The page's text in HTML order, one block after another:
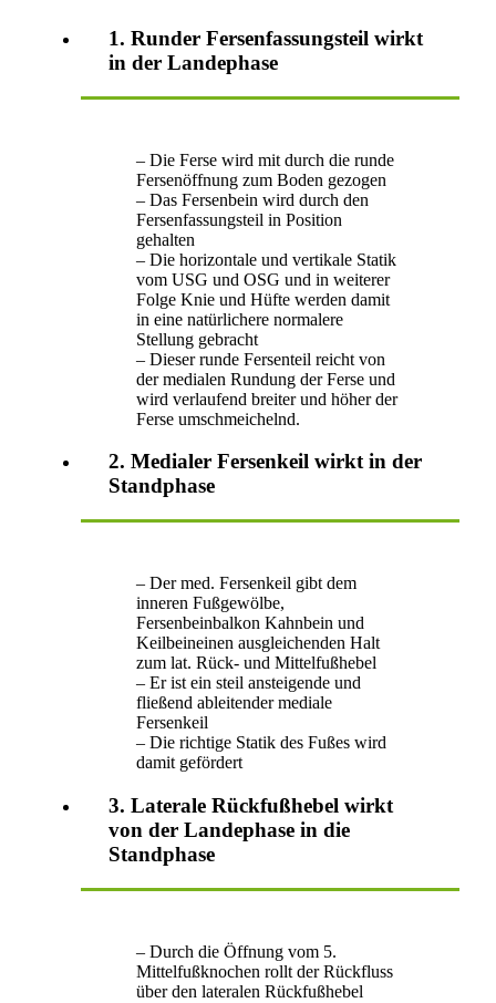
1. Runder Fersenfassungsteil wirkt
in der Landephase
– Die Ferse wird mit durch die runde
Fersenöffnung zum Boden gezogen
– Das Fersenbein wird durch den
Fersenfassungsteil in Position
gehalten
– Die horizontale und vertikale Statik
vom USG und OSG und in weiterer
Folge Knie und Hüfte werden damit
in eine natürlichere normalere
Stellung gebracht
– Dieser runde Fersenteil reicht von
der medialen Rundung der Ferse und
wird verlaufend breiter und höher der
Ferse umschmeichelnd.
2. Medialer Fersenkeil wirkt in der
Standphase
– Der med. Fersenkeil gibt dem
inneren Fußgewölbe,
Fersenbeinbalkon Kahnbein und
Keilbeineinen ausgleichenden Halt
zum lat. Rück- und Mittelfußhebel
– Er ist ein steil ansteigende und
fließend ableitender mediale
Fersenkeil
– Die richtige Statik des Fußes wird
damit gefördert
3. Laterale Rückfußhebel wirkt
von der Landephase in die
Standphase
– Durch die Öffnung vom 5.
Mittelfußknochen rollt der Rückfluss
über den lateralen Rückfußhebel